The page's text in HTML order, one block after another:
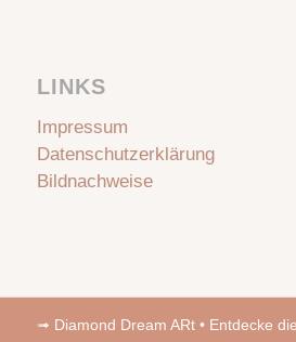
LINKS
Impressum
Datenschutzerklärung
Bildnachweise
➟ Diamond Dream ARt • Entdecke